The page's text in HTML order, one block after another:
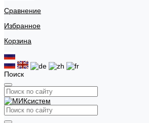
Сравнение
Избранное
Корзина
Поиск